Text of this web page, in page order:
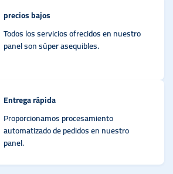
precios bajos
Todos los servicios ofrecidos en nuestro
panel son súper asequibles.
Entrega rápida
Proporcionamos procesamiento
automatizado de pedidos en nuestro
panel.